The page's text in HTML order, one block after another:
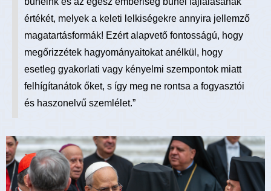
értékét, melyek a keleti lelkiségekre annyira jellemző
magatartásformák! Ezért alapvető fontosságú, hogy
megőrizzétek hagyományaitokat anélkül, hogy
esetleg gyakorlati vagy kényelmi szempontok miatt
felhígítanátok őket, s így meg ne rontsa a fogyasztói
és haszonelvű szemlélet.”